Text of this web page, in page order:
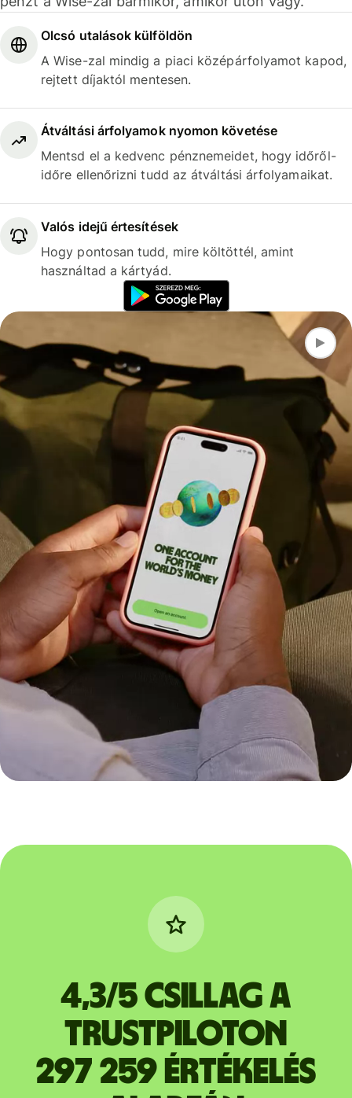
Olcsó utalások külföldön
A Wise-zal mindig a piaci középárfolyamot kapod,
rejtett díjaktól mentesen.
Átváltási árfolyamok nyomon követése
Mentsd el a kedvenc pénznemeidet, hogy időről-
időre ellenőrizni tudd az átváltási árfolyamaikat.
Valós idejű értesítések
Hogy pontosan tudd, mire költöttél, amint
használtad a kártyád.
4,3/5 csillag a
Trustpiloton
297 259 értékelés